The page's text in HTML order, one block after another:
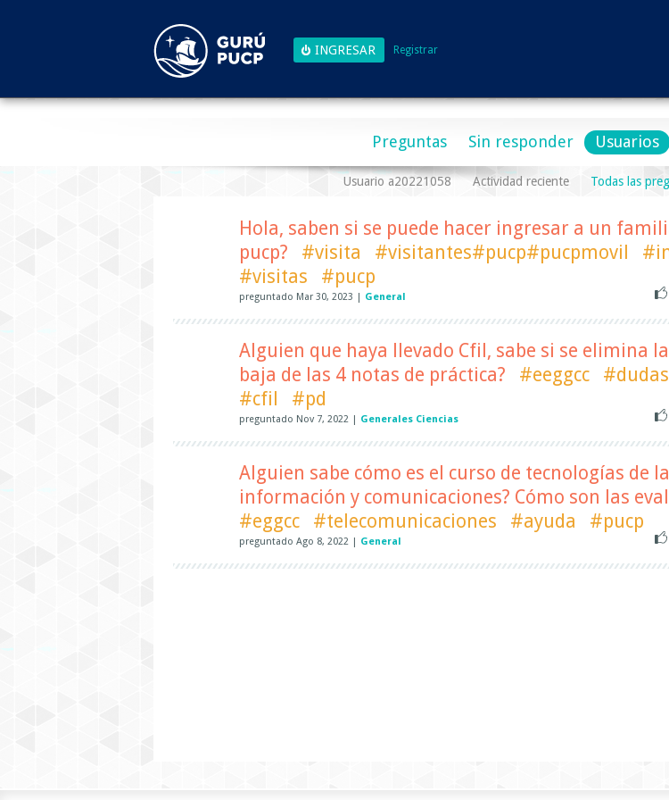
Registrar
Preguntas Sin responder Usuarios
Usuario a20221058 Actividad reciente Todas las
Hola, saben si se puede hacer ingresar a un
pucp?
#visita #visitantes#pucp#pucpmovil
#visitas
#pucp
preguntado Mar 30, 2023 General
Alguien que haya llevado Cfil, sabe si se elimina
baja de las 4 notas de práctica?
#eeggcc
#cfil
#pd
preguntado Nov 7, 2022 Generales Ciencias
Alguien sabe cómo es el curso de tecnologías de la
información y comunicaciones? Cómo son las
#eggcc
#telecomunicaciones #ayuda #pucp
preguntado Ago 8, 2022 General